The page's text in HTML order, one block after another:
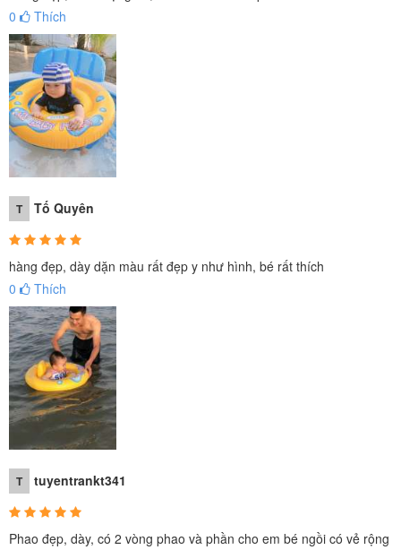
Đặc điểm nổi bật của phao bơi chống lật INTEX
59574
Phao bơi chính hãng INTEX bơm hơi chất liệu dày, bền, không bị
phai màu khi sử dụng, Phao bơi chống lật INTEX dành riêng cho
các bé 1-2 tuổi dưới 15kg, đảm bảo an toàn cho bé tập bơi
0
Thích
T Tố Quyên
hàng đẹp, dày dặn màu rất đẹp y như hình, bé rất thích
0
Thích
T tuyentrankt341
Phao đẹp, dày, có 2 vòng phao và phần cho em bé ngồi có vẻ rộng